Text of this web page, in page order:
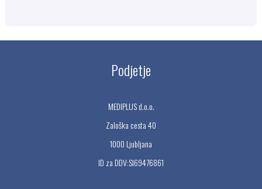
Podjetje
MEDIPLUS d.o.o.
Zaloška cesta 40
1000 Ljubljana
ID za DDV:SI69476861